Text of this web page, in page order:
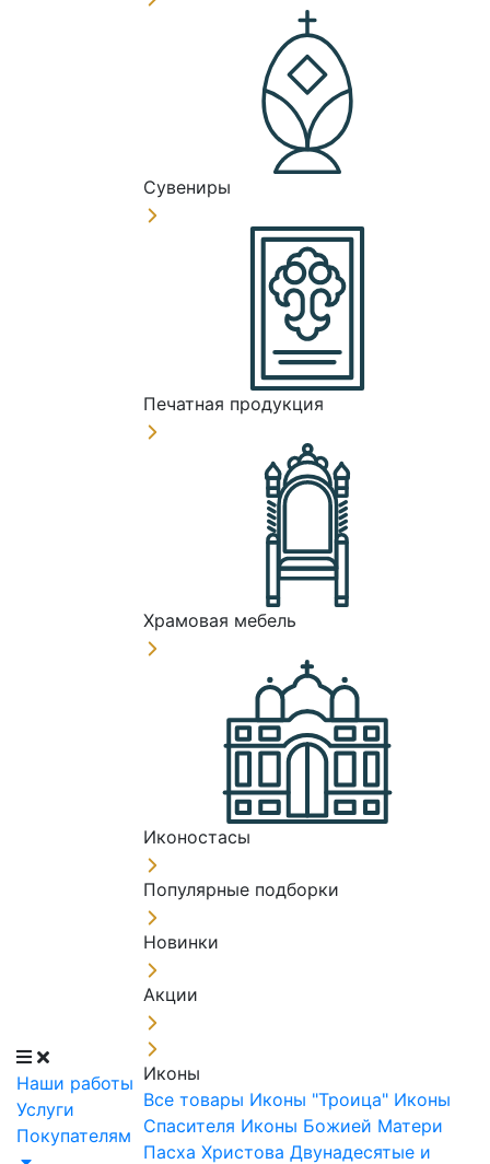
Наши работы
Услуги
Покупателям
Сувениры
Печатная продукция
Храмовая мебель
Иконостасы
Популярные подборки
Новинки
Акции
Иконы
Все товары Иконы "Троица" Иконы
Спасителя Иконы Божией Матери
Пасха Христова Двунадесятые и